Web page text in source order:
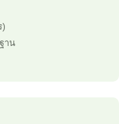
)
าน